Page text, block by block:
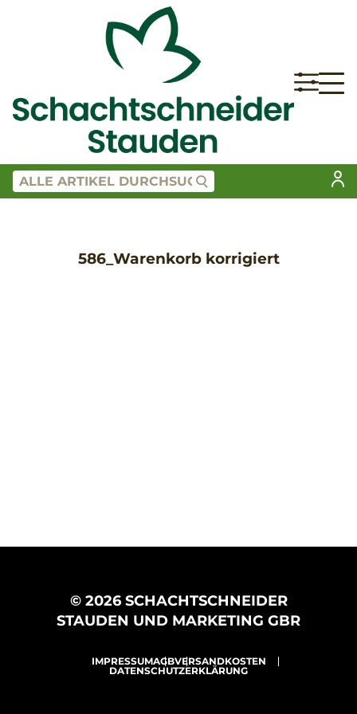
586_Warenkorb korrigiert
© 2026 SCHACHTSCHNEIDER
STAUDEN UND MARKETING GBR
IMPRESSUMAGBVERSANDKOSTEN
DATENSCHUTZERKLÄRUNG